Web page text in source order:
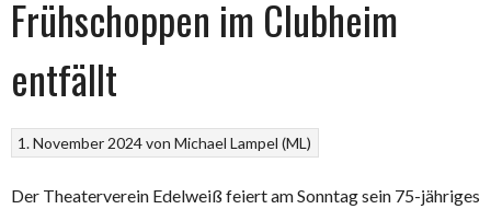
Frühschoppen im Clubheim
entfällt
1. November 2024vonMichael Lampel (ML)
Der Theaterverein Edelweiß feiert am Sonntag sein 75-jähriges